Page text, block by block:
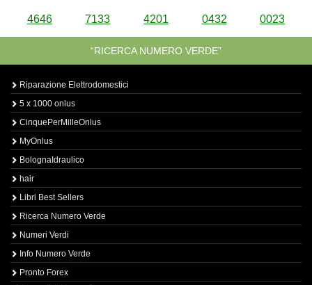
4646 7133 4201 0432 0023
“RICERCA NUMERO VERDE”
Riparazione Elettrodomestici
5 x 1000 onlus
CinquePerMilleOnlus
MyOnlus
BolognaIdraulico
hair
Libri Best Sellers
Ricerca Numero Verde
Numeri Verdi
Info Numero Verde
Pronto Forex